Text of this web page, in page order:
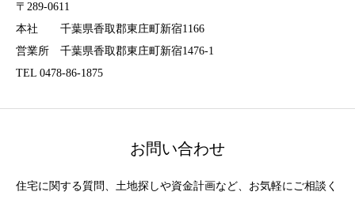
〒289-0611
本社 千葉県香取郡東庄町新宿1166
営業所 千葉県香取郡東庄町新宿1476-1
TEL 0478-86-1875
お問い合わせ
住宅に関する質問、土地探しや資金計画など、お気軽にご相談く